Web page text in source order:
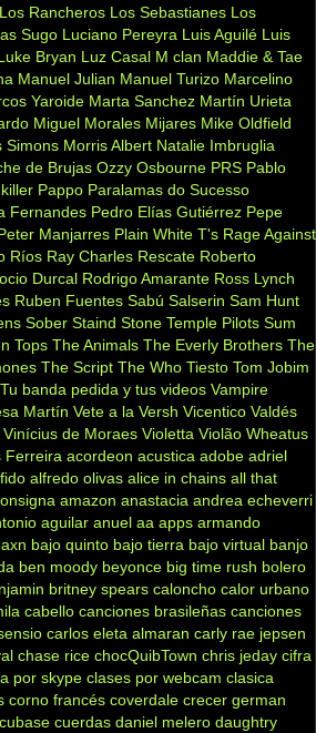
Los Rancheros Los Sebastianes Los
Sugo Luciano Pereyra Luis Aguilé Luis
Bryan Luz Casal M clan Maddie & Tae
Manuel Julian Manuel Turizo Marcelino
Yaroide Marta Sanchez Martín Urieta
Miguel Morales Mijares Mike Oldfield
Simons Morris Albert Natalie Imbruglia
de Brujas Ozzy Osbourne PRS Pablo
Pappo Paralamas do Sucesso
Fernandes Pedro Elías Gutiérrez Pepe
Manjarres Plain White T's Rage Against
Ríos Ray Charles Rescate Roberto
Durcal Rodrigo Amarante Ross Lynch
Ruben Fuentes Sabú Salserin Sam Hunt
Sober Staind Stone Temple Pilots Sum
Tops The Animals The Everly Brothers The
The Script The Who Tiesto Tom Jobim
Tu banda pedida y tus videos Vampire
Martín Vete a la Versh Vicentico Valdés
Vinícius de Moraes Violetta Violão Wheatus
Ferreira acordeon acustica adobe adriel
alfredo olivas alice in chains all that
amazon anastacia andrea echeverri
aguilar anuel aa apps armando
axn bajo quinto bajo tierra bajo virtual banjo
ben moody beyonce big time rush bolero
britney spears caloncho calor urbano
cabello canciones brasileñas canciones
carlos eleta almaran carly rae jepsen
chase rice chocQuibTown chris jeday cifra
por skype clases por webcam clasica
corno francés coverdale crecer german
cubase cuerdas daniel melero daughtry